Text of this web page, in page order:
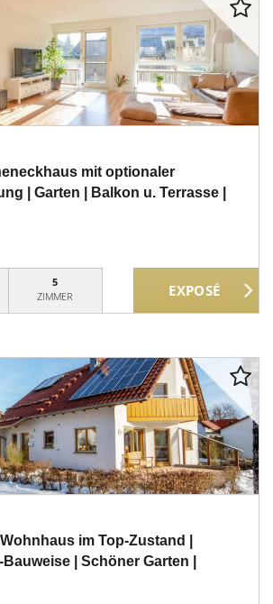
mit optionaler
| Garten | Balkon u. Terrasse |
5
ZIMMER
im Top-Zustand |
| Schöner Garten |